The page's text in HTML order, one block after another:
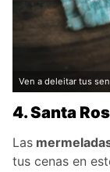
Ven a deleitar tus
4. Santa
Las
tus cenas en